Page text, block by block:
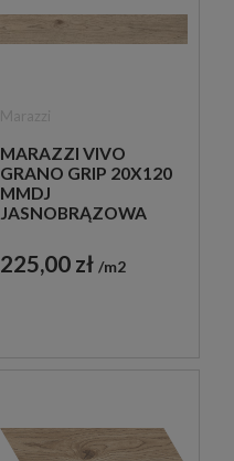
MARAZZI VIVO
GRANO GRIP 20X120
MMDJ
JASNOBRĄZOWA
DREWNOPODOBNA
225,00 zł m2